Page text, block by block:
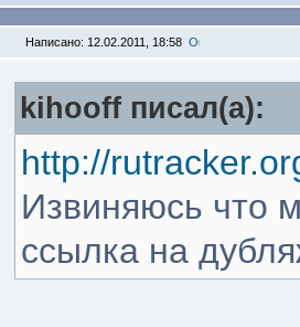
Написано: 12.02.2011, 18:58
kihooff писал(a):
http://
Извиняюсь что
ссылка на